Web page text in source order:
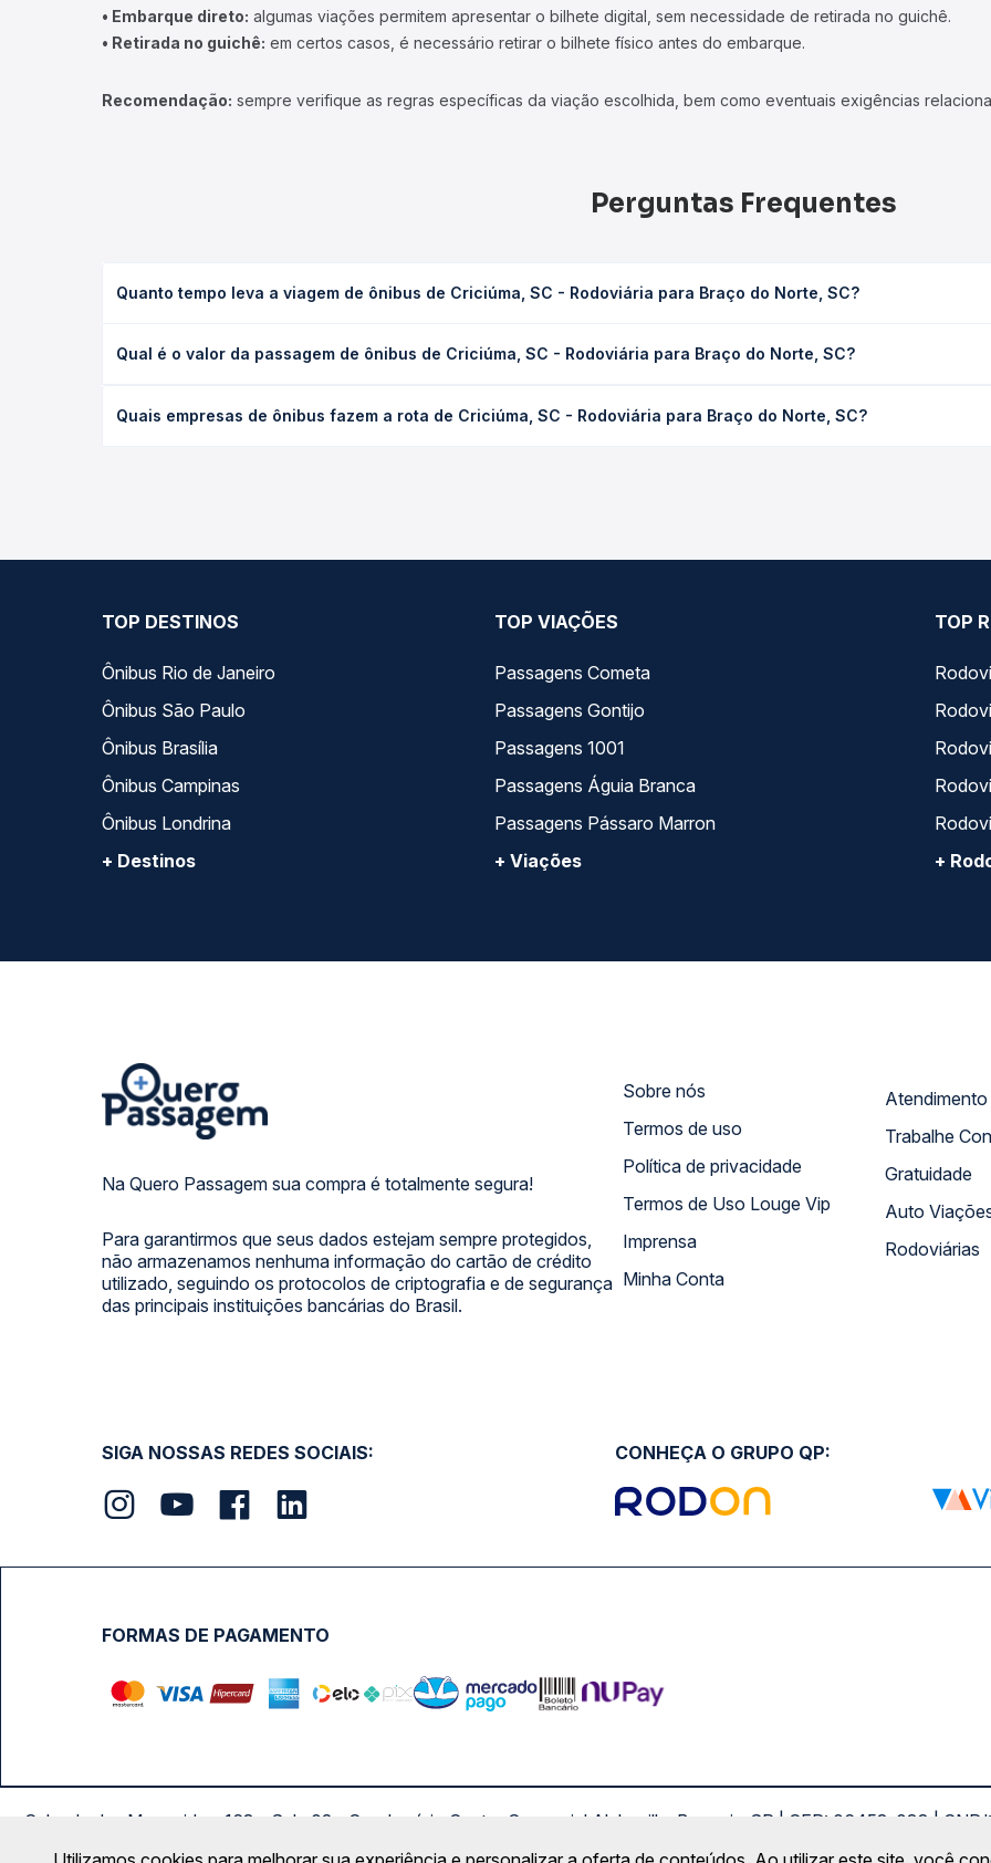
• Embarque direto: algumas viações permitem apresentar o bilhete digital, sem necessidade de retirada no guichê.
• Retirada no guichê: em certos casos, é necessário retirar o bilhete físico antes do embarque.
Recomendação: sempre verifique as regras específicas da viação escolhida, bem como eventuais exigências
Perguntas Frequentes
Quanto tempo leva a viagem de ônibus de Criciúma, SC - Rodoviária para Braço do Norte, SC?
executivo ou leito) e as condições de tráfego. Na Quero Passagem você consulta os horários disponíveis e vê a
Qual é o valor da passagem de ônibus de Criciúma, SC - Rodoviária para Braço do Norte, SC?
poltrona e a antecedência da compra. Na Quero Passagem você compara os preços de todas as viações em tempo
Quais empresas de ônibus fazem a rota de Criciúma, SC - Rodoviária para Braço do Norte, SC?
TOP DESTINOS
Ônibus Rio de Janeiro
Ônibus São Paulo
Ônibus Brasília
Ônibus Campinas
Ônibus Londrina
+ Destinos
TOP VIAÇÕES
Passagens Cometa
Passagens Gontijo
Passagens 1001
Passagens Águia Branca
Passagens Pássaro Marron
+ Viações
TOP
+
Na Quero Passagem sua compra é totalmente segura!
Para garantirmos que seus dados estejam sempre protegidos,
não armazenamos nenhuma informação do cartão de crédito
utilizado, seguindo os protocolos de criptografia e de segurança
das principais instituições bancárias do Brasil.
Sobre nós
Termos de uso
Política de privacidade
Termos de Uso Louge Vip
Imprensa
Minha Conta
Trabalhe
Gratuidade
Auto
Rodoviárias
SIGA NOSSAS REDES SOCIAIS: CONHEÇA O GRUPO QP:
FORMAS DE PAGAMENTO
Calçada das Margaridas, 163 - Sala 02 - Condomínio Centro Comercial Alphaville, Barueri - SP | CEP: 06453-038 |
Copyright 2026 © QueroPassagem.com.br